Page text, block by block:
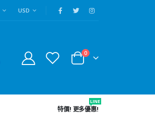
USD
0
特價! 更多優惠!
LINE